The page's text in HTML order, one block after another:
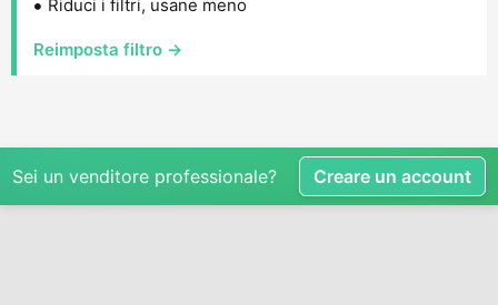
Riduci i filtri, usane meno
Reimposta filtro →
Sei un venditore professionale? Creare un account